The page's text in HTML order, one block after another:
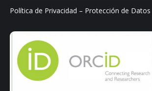
Política de Privacidad – Protección de Datos